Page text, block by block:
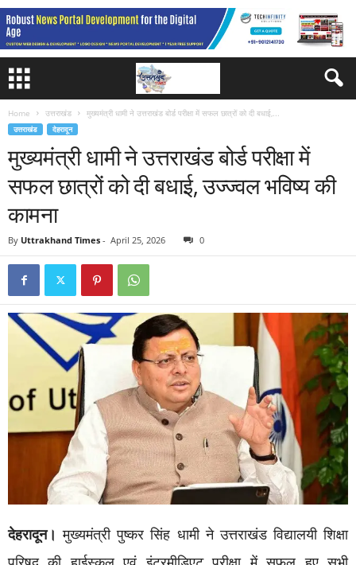
Home उत्तराखंड मुख्यमंत्री धामी ने उत्तराखंड बोर्ड परीक्षा में सफल छात्रों को दी बधाई,...
उत्तराखंड देहरादून
मुख्यमंत्री धामी ने उत्तराखंड बोर्ड परीक्षा में
सफल छात्रों को दी बधाई, उज्ज्वल भविष्य की
कामना
By Uttrakhand Times - April 25, 2026 0
देहरादून। मुख्यमंत्री पुष्कर सिंह धामी ने उत्तराखंड विद्यालयी शिक्षा